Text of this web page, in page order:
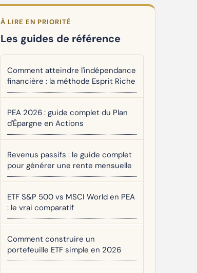
À LIRE EN PRIORITÉ
Les guides de référence
Comment atteindre l'indépendance
financière : la méthode Esprit Riche
PEA 2026 : guide complet du Plan
d'Épargne en Actions
Revenus passifs : le guide complet
pour générer une rente mensuelle
ETF S&P 500 vs MSCI World en PEA
: le vrai comparatif
Comment construire un
portefeuille ETF simple en 2026